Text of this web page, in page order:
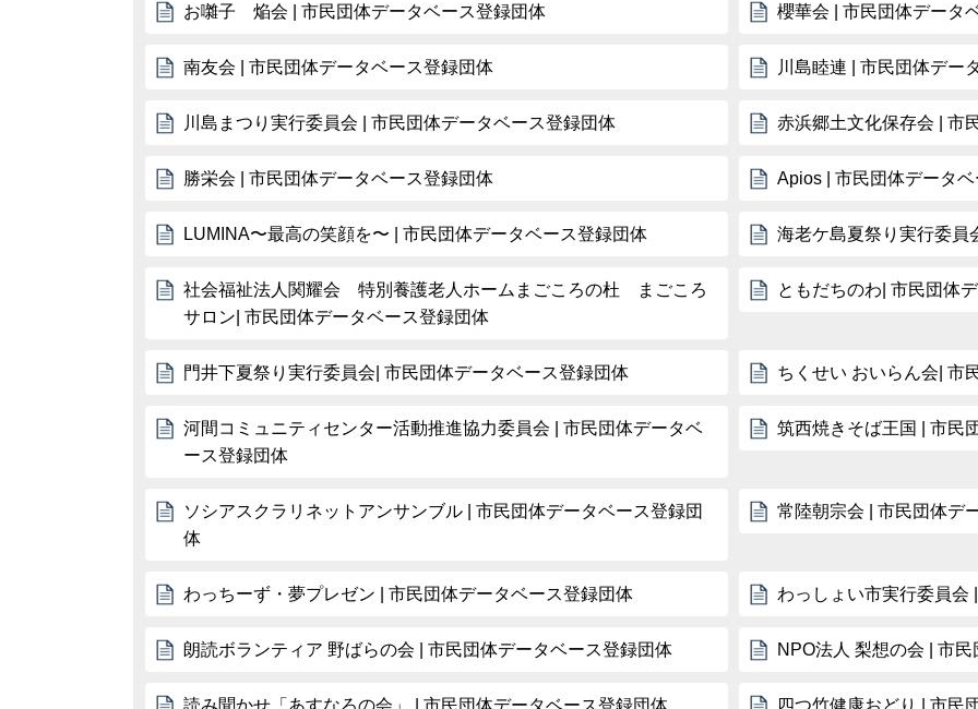
お囃子 焔会 | 市民団体データベース登録団体 櫻華会 | 市民団体データ
南友会 | 市民団体データベース登録団体 川島睦連 | 市民団体デー
川島まつり実行委員会 | 市民団体データベース登録団体 赤浜郷土文化保存会 | 市
勝栄会 | 市民団体データベース登録団体 Apios | 市民団体データ
LUMINA〜最高の笑顔を〜 | 市民団体データベース登録団体 海老ケ島夏祭り実行委員
社会福祉法人関耀会 特別養護老人ホームまごころの杜 まごころ
サロン| 市民団体データベース登録団体
ともだちのわ| 市民団体
門井下夏祭り実行委員会| 市民団体データベース登録団体 ちくせい おいらん会| 市
河間コミュニティセンター活動推進協力委員会 | 市民団体データベ
ース登録団体
筑西焼きそば王国 | 市民
ソシアスクラリネットアンサンブル | 市民団体データベース登録団
体
常陸朝宗会 | 市民団体デ
わっちーず・夢プレゼン | 市民団体データベース登録団体 わっしょい市実行委員会
朗読ボランティア 野ばらの会 | 市民団体データベース登録団体 NPO法人 梨想の会 | 市
読み聞かせ「あすなろの会」 | 市民団体データベース登録団体 四つ竹健康おどり | 市民